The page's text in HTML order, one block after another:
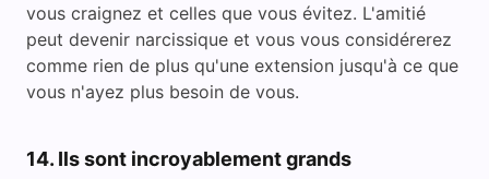
vous craignez et celles que vous évitez. L'amitié
peut devenir narcissique et vous vous considérerez
comme rien de plus qu'une extension jusqu'à ce que
vous n'ayez plus besoin de vous.
14. Ils sont incroyablement grands